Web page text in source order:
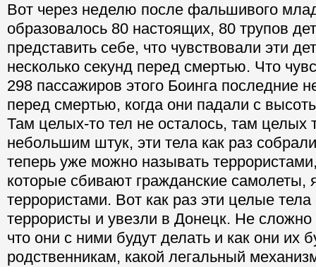
Вот через неделю после фальшивого
образовалось 80 настоящих, 80 трупов
представить себе, что чувствовали эти
несколько секунд перед смертью. Что
298 пассажиров этого Боинга последние
перед смертью, когда они падали с
Там целых-то тел не осталось, там целых
небольшим штук, эти тела как раз
теперь уже можно называть
которые сбивают гражданские самолеты,
террористами. Вот как раз эти целые тела
террористы и увезли в Донецк. Не сложно
что они с ними будут делать и как они их
родственникам, какой легальный